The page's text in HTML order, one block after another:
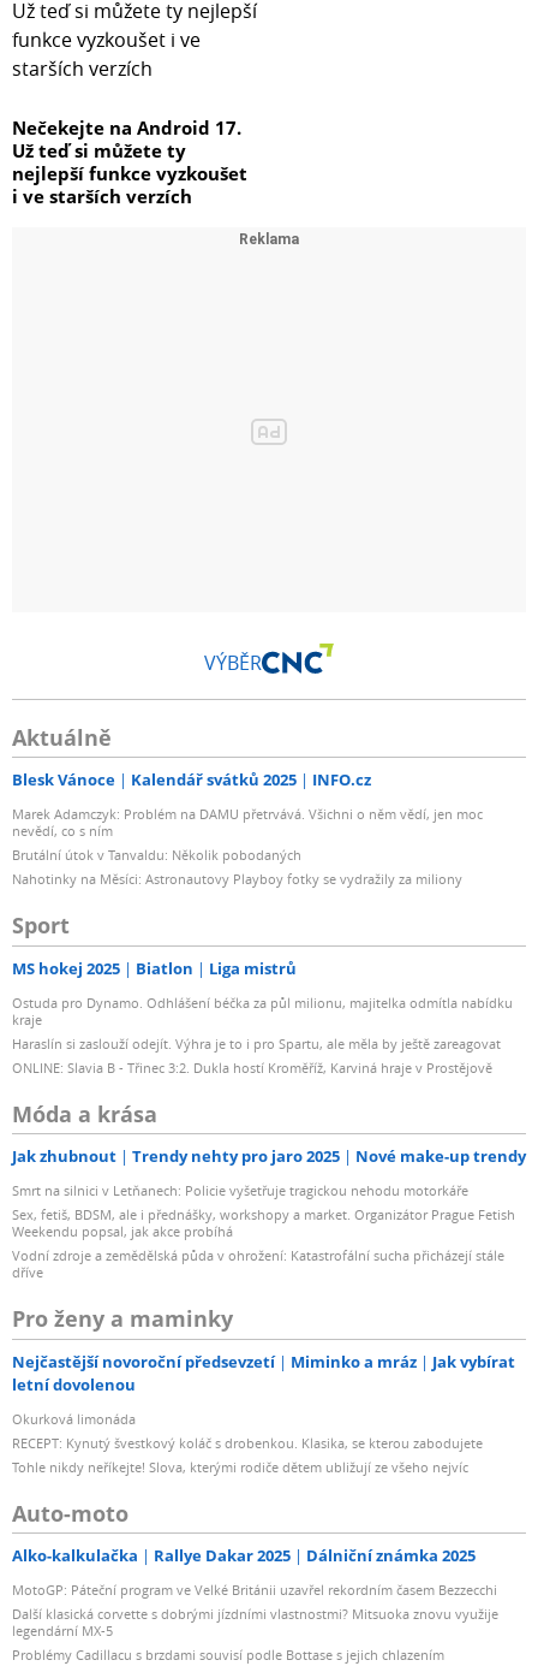
Nečekejte na Android 17.
Už teď si můžete ty
nejlepší funkce vyzkoušet
i ve starších verzích
VÝBĚR
Aktuálně
Blesk Vánoce Kalendář svátků 2025 INFO.cz
Marek Adamczyk: Problém na DAMU přetrvává. Všichni o něm vědí, jen moc
nevědí, co s ním
Brutální útok v Tanvaldu: Několik pobodaných
Nahotinky na Měsíci: Astronautovy Playboy fotky se vydražily za miliony
Sport
MS hokej 2025 Biatlon Liga mistrů
Ostuda pro Dynamo. Odhlášení béčka za půl milionu, majitelka odmítla nabídku
kraje
Haraslín si zaslouží odejít. Výhra je to i pro Spartu, ale měla by ještě zareagovat
ONLINE: Slavia B - Třinec 3:2. Dukla hostí Kroměříž, Karviná hraje v Prostějově
Móda a krása
Jak zhubnout Trendy nehty pro jaro 2025 Nové make-up trendy
Smrt na silnici v Letňanech: Policie vyšetřuje tragickou nehodu motorkáře
Sex, fetiš, BDSM, ale i přednášky, workshopy a market. Organizátor Prague Fetish
Weekendu popsal, jak akce probíhá
Vodní zdroje a zemědělská půda v ohrožení: Katastrofální sucha přicházejí stále
dříve
Pro ženy a maminky
Nejčastější novoroční předsevzetí Miminko a mráz
Jak vybírat
letní dovolenou
Okurková limonáda
RECEPT: Kynutý švestkový koláč s drobenkou. Klasika, se kterou zabodujete
Tohle nikdy neříkejte! Slova, kterými rodiče dětem ubližují ze všeho nejvíc
Auto-moto
Alko-kalkulačka Rallye Dakar 2025 Dálniční známka 2025
MotoGP: Páteční program ve Velké Británii uzavřel rekordním časem Bezzecchi
Další klasická corvette s dobrými jízdními vlastnostmi? Mitsuoka znovu využije
legendární MX-5
Problémy Cadillacu s brzdami souvisí podle Bottase s jejich chlazením